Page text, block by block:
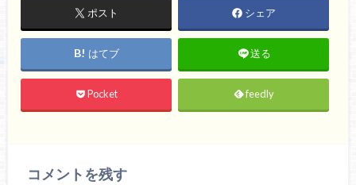
ポスト シェア
はてブ 送る
Pocket feedly
コメントを残す